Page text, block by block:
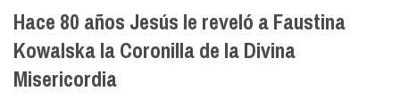
Hace 80 años Jesús le reveló a Faustina
Kowalska la Coronilla de la Divina
Misericordia